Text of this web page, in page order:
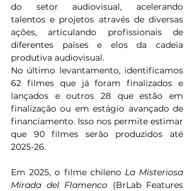
do setor audiovisual, acelerando
talentos e projetos através de diversas
ações, articulando profissionais de
diferentes países e elos da cadeia
produtiva audiovisual.
No último levantamento, identificamos
62 filmes que já foram finalizados e
lançados e outros 28 que estão em
finalização ou em estágio avançado de
financiamento. Isso nos permite estimar
que 90 filmes serão produzidos até
2025-26.
Em 2025, o filme chileno La Misteriosa
Mirada del Flamenco (BrLab Features